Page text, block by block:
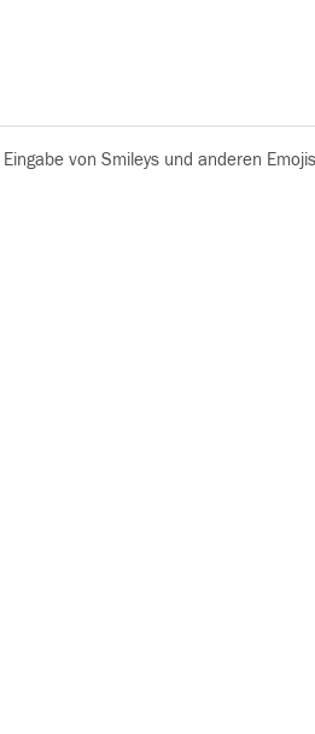
von Smileys und anderen